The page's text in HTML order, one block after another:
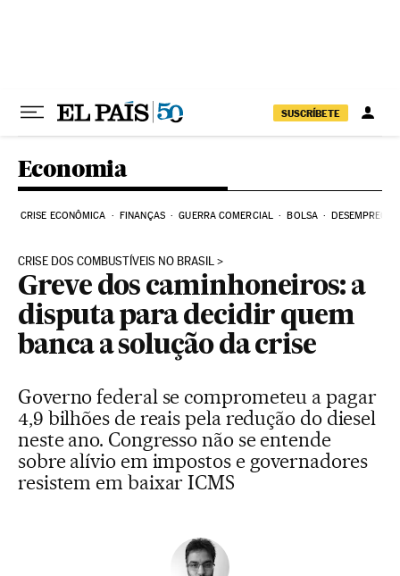
SUSCRÍBETE
Economia
CRISE ECONÔMICA FINANÇAS GUERRA COMERCIAL BOLSA DESEMPREGO
CRISE DOS COMBUSTÍVEIS NO BRASIL
Greve dos caminhoneiros: a
disputa para decidir quem
banca a solução da crise
Governo federal se comprometeu a pagar
4,9 bilhões de reais pela redução do diesel
neste ano. Congresso não se entende
sobre alívio em impostos e governadores
resistem em baixar ICMS